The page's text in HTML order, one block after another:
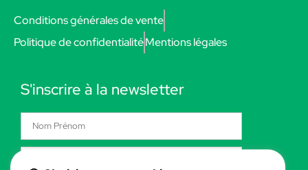
Conditions générales de vente
Politique de confidentialitéMentions légales
S'inscrire à la newsletter